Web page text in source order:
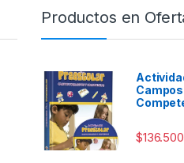
Productos en
$136.500